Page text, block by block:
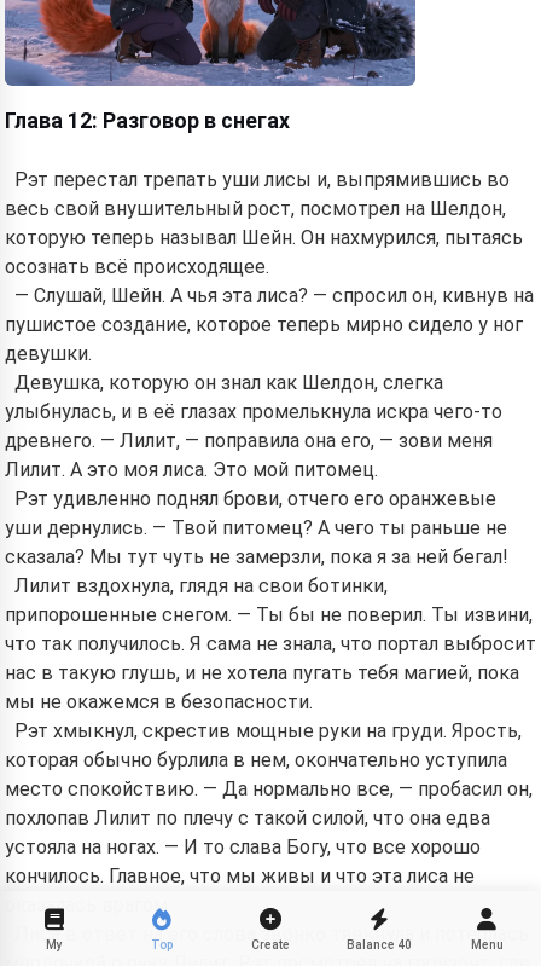
Глава 12: Разговор в снегах
Рэт перестал трепать уши лисы и, выпрямившись во
весь свой внушительный рост, посмотрел на Шелдон,
которую теперь называл Шейн. Он нахмурился, пытаясь
осознать всё происходящее.
— Слушай, Шейн. А чья эта лиса? — спросил он, кивнув на
пушистое создание, которое теперь мирно сидело у ног
девушки.
Девушка, которую он знал как Шелдон, слегка
улыбнулась, и в её глазах промелькнула искра чего-то
древнего. — Лилит, — поправила она его, — зови меня
Лилит. А это моя лиса. Это мой питомец.
Рэт удивленно поднял брови, отчего его оранжевые
уши дернулись. — Твой питомец? А чего ты раньше не
сказала? Мы тут чуть не замерзли, пока я за ней бегал!
Лилит вздохнула, глядя на свои ботинки,
припорошенные снегом. — Ты бы не поверил. Ты извини,
что так получилось. Я сама не знала, что портал выбросит
нас в такую глушь, и не хотела пугать тебя магией, пока
мы не окажемся в безопасности.
Рэт хмыкнул, скрестив мощные руки на груди. Ярость,
которая обычно бурлила в нем, окончательно уступила
место спокойствию. — Да нормально все, — пробасил он,
похлопав Лилит по плечу с такой силой, что она едва
устояла на ногах. — И то слава Богу, что все хорошо
кончилось. Главное, что мы живы и что эта лиса не
оказалась врагом.
Лиса в ответ на его слова звонко тявкнула и потерлась
My Top Create Balance 40 Menu